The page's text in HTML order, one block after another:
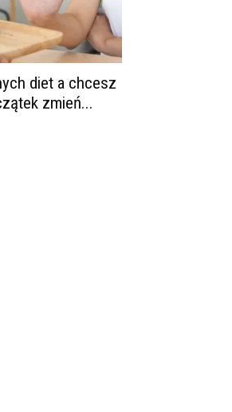
diet a chcesz
zmień...